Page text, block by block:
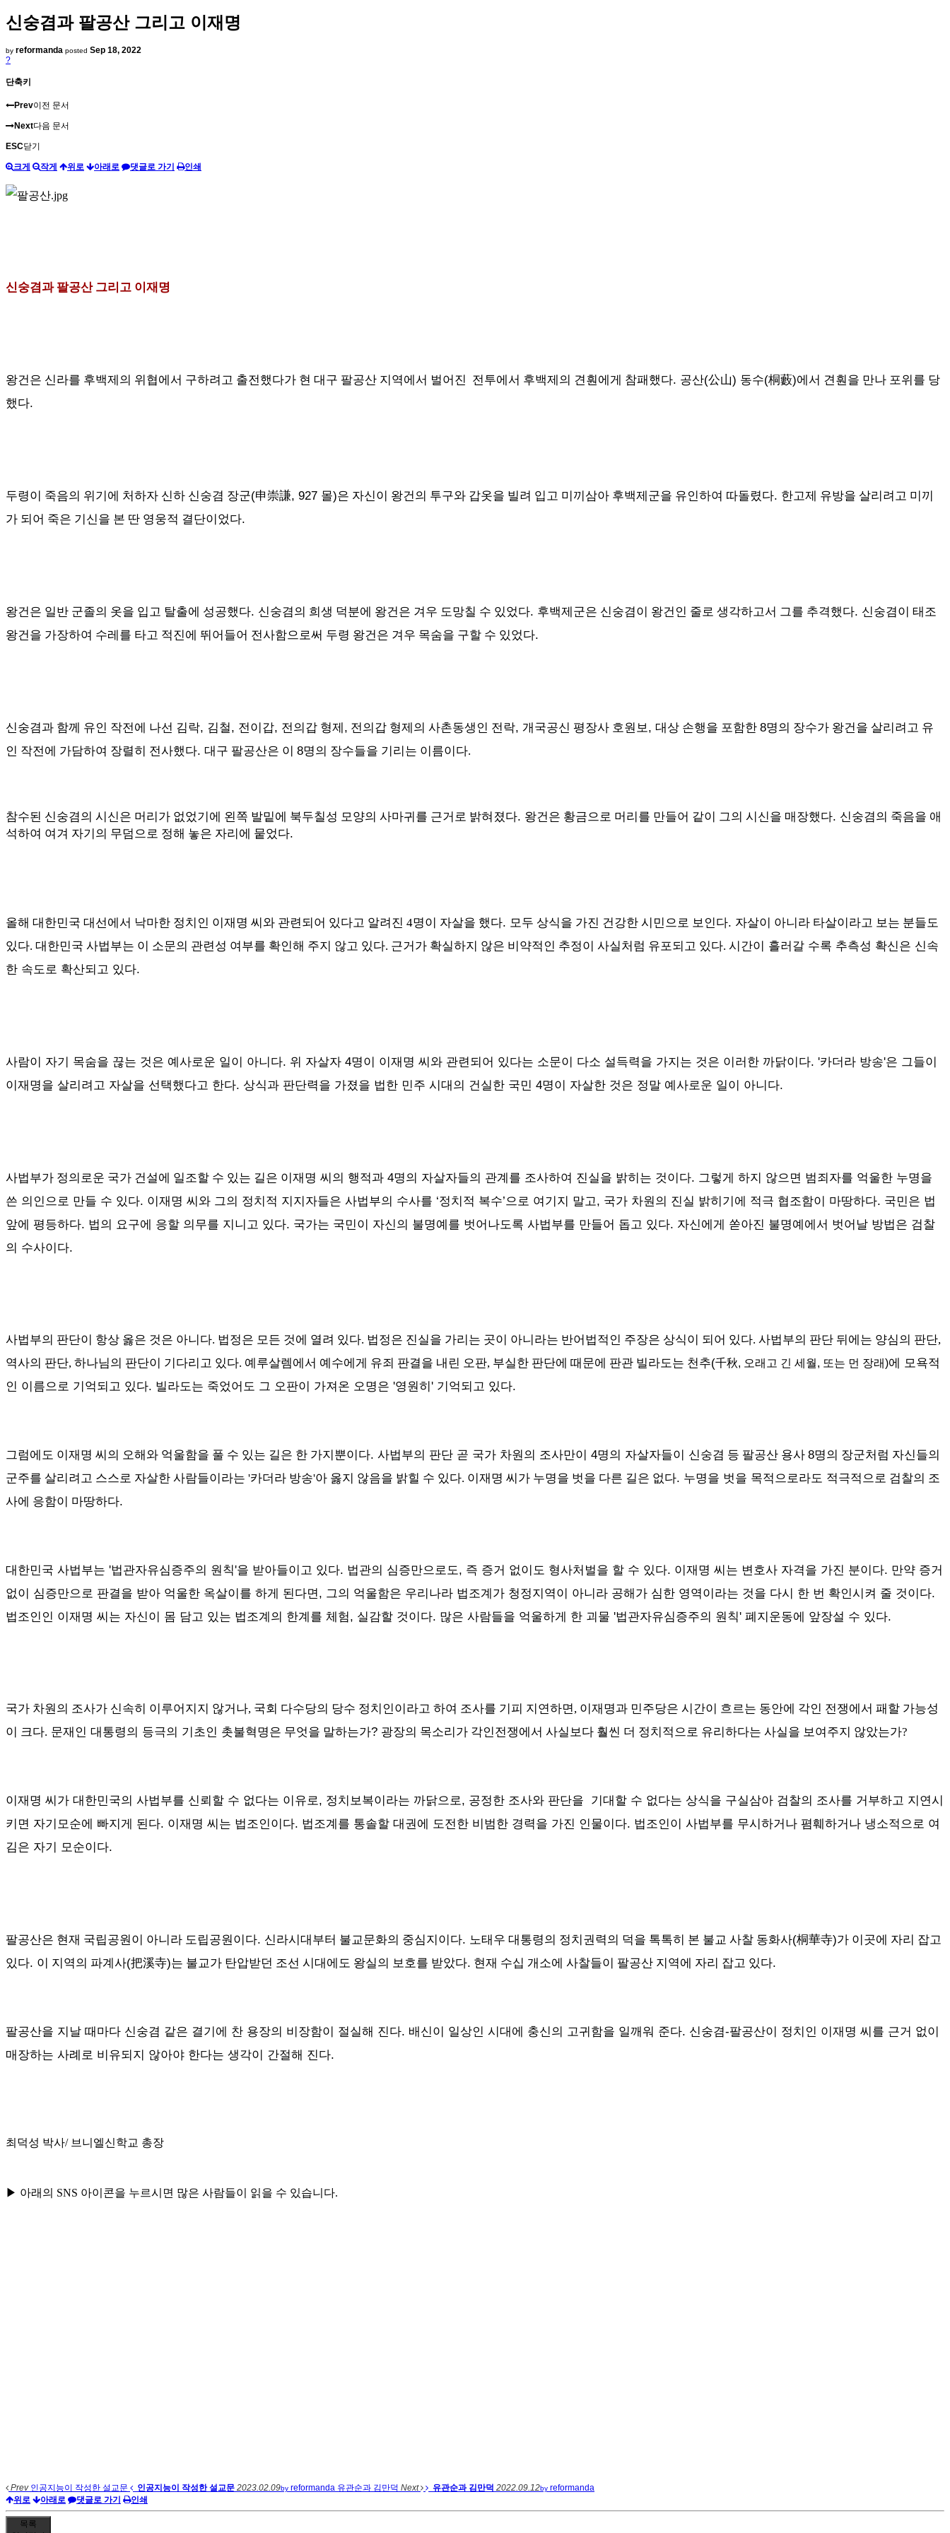
신숭겸과 팔공산 그리고 이재명
by reformanda posted Sep 18, 2022
?
단축키
Prev이전 문서
Next다음 문서
ESC닫기
크게 작게 위로 아래로 댓글로 가기 인쇄
신숭겸과 팔공산 그리고 이재명
왕건은 신라를 후백제의 위협에서 구하려고 출전했다가 현 대구 팔공산 지역에서 벌어진 전투에서 후백제의 견훤에게 참패했다. 공산(公山) 동수(桐藪)에서 견훤을 만나 포위를 당
했다.
두령이 죽음의 위기에 처하자 신하 신숭겸 장군(申崇謙, 927 몰)은 자신이 왕건의 투구와 갑옷을 빌려 입고 미끼삼아 후백제군을 유인하여 따돌렸다. 한고제 유방을 살리려고 미끼
가 되어 죽은 기신을 본 딴 영웅적 결단이었다.
왕건은 일반 군졸의 옷을 입고 탈출에 성공했다. 신숭겸의 희생 덕분에 왕건은 겨우 도망칠 수 있었다. 후백제군은 신숭겸이 왕건인 줄로 생각하고서 그를 추격했다. 신숭겸이 태조
왕건을 가장하여 수레를 타고 적진에 뛰어들어 전사함으로써 두령 왕건은 겨우 목숨을 구할 수 있었다.
신숭겸과 함께 유인 작전에 나선 김락, 김철, 전이갑, 전의갑 형제 , 전의갑 형제의 사촌동생인 전락, 개국공신 평장사 호원보, 대상 손행을 포함한 8명의 장수가 왕건을 살리려고 유
인 작전에 가담하여 장렬히 전사했다. 대구 팔공산은 이 8명의 장수들을 기리는 이름이다.
참수된 신숭겸의 시신은 머리가 없었기에 왼쪽 발밑에 북두칠성 모양의 사마귀를 근거로 밝혀졌다. 왕건은 황금으로 머리를 만들어 같이 그의 시신을 매장했다. 신숭겸의 죽음을 애
석하여 여겨 자기의 무덤으로 정해 놓은 자리에 뭍었다.
올해 대한민국 대선에서 낙마한 정치인 이재명 씨와 관련되어 있다고 알려진 4명이 자살을 했다. 모두 상식을 가진 건강한 시민으로 보인다. 자살이 아니라 타살이라고 보는 분들도
있다. 대한민국 사법부는 이 소문의 관련성 여부를 확인해 주지 않고 있다. 근거가 확실하지 않은 비약적인 추정이 사실처럼 유포되고 있다. 시간이 흘러갈 수록 추측성 확신은 신속
한 속도로 확산되고 있다.
사람이 자기 목숨을 끊는 것은 예사로운 일이 아니다. 위 자살자 4명이 이재명 씨와 관련되어 있다는 소문이 다소 설득력을 가지는 것은 이러한 까닭이다. '카더라 방송'은 그들이
이재명을 살리려고 자살을 선택했다고 한다. 상식과 판단력을 가졌을 법한 민주 시대의 건실한 국민 4명이 자살한 것은 정말 예사로운 일이 아니다.
사법부가 정의로운 국가 건설에 일조할 수 있는 길은 이재명 씨의 행적과 4명의 자살자들의 관계를 조사하여 진실을 밝히는 것이 다. 그렇게 하지 않으면 범죄자를 억울한 누명을
쓴 의인으로 만들 수 있다. 이재명 씨와 그의 정치적 지지자들은 사법부의 수사를 ‘정치적 복수’으로 여기지 말고, 국가 차원의 진실 밝히기에 적극 협조함이 마땅하다. 국민은 법
앞에 평등하다. 법의 요구에 응할 의무를 지니고 있다. 국가는 국민이 자신의 불명예를 벗어나도록 사법부를 만들어 돕고 있다. 자신에게 쏟아진 불명예에서 벗어날 방법은 검찰
의 수사이다.
사법부의 판단이 항상 옳은 것은 아니다. 법정은 모든 것에 열려 있다. 법정은 진실을 가리는 곳이 아니라는 반어법적인 주장은 상식이 되어 있다. 사법부의 판단 뒤에는 양심의 판단,
역사의 판단, 하나님의 판단이 기다리고 있다. 예루살렘에서 예수에게 유죄 판결을 내린 오판, 부실한 판단에 때문에 판관 빌라도는 천추(千秋, 오래고 긴 세월, 또는 먼 장래)에 모욕적
인 이름으로 기억되고 있다. 빌라도는 죽었어도 그 오판이 가져온 오명은 '영원히' 기억되고 있다.
그럼에도 이재명 씨의 오해와 억울함을 풀 수 있는 길은 한 가지뿐이다. 사법부의 판단 곧 국가 차원의 조사만이 4명의 자살자들이 신숭겸 등 팔공산 용사 8명의 장군처럼 자신들의
군주를 살리려고 스스로 자살한 사람들이라는 '카더라 방송'아 옳지 않음을 밝힐 수 있다. 이재명 씨가 누명을 벗을 다른 길은 없다. 누명을 벗을 목적으로라도 적극적으로 검찰의 조
사에 응함이 마땅하다.
대한민국 사법부는 '법관자유심증주의 원칙'을 받아들이고 있다. 법관의 심증만으로도, 즉 증거 없이도 형사처벌을 할 수 있다. 이재명 씨는 변호사 자격을 가진 분이다. 만약 증거
없이 심증만으로 판결을 받아 억울한 옥살이를 하게 된다면, 그의 억울함은 우리나라 법조계가 청정지역이 아니라 공해가 심한 영역이라는 것을 다시 한 번 확인시켜 줄 것이다.
법조인인 이재명 씨는 자신이 몸 담고 있는 법조계의 한계를 체험, 실감할 것이다. 많은 사람들을 억울하게 한 괴물 '법관자유심증주의 원칙' 폐지운동에 앞장설 수 있다.
국가 차원의 조사가 신속히 이루어지지 않거나, 국회 다수당의 당수 정치인이라고 하여 조사를 기피 지연하면, 이재명과 민주당은 시간이 흐르는 동안에 각인 전쟁에서 패할 가능성
이 크다. 문재인 대통령의 등극의 기초인 촛불혁명은 무엇을 말하는가? 광장의 목소리가 각인전쟁에서 사실보다 훨씬 더 정치적으로 유리하다는 사실을 보여주지 않았는가?
이재명 씨가 대한민국의 사법부를 신뢰할 수 없다는 이유로, 정치보복이라는 까닭으로, 공정한 조사와 판단을 기대할 수 없다는 상식을 구실삼아 검찰의 조사를 거부하고 지연시
키면 자기모순에 빠지게 된다. 이재명 씨는 법조인이다. 법조계를 통솔할 대권에 도전한 비범한 경력을 가진 인물이다. 법조인이 사법부를 무시하거나 폄훼하거나 냉소적으로 여
김은 자기 모순이다.
팔공산은 현재 국립공원이 아니라 도립공원이다. 신라시대부터 불교문화의 중심지이다. 노태우 대통령의 정치권력의 덕을 톡톡히 본 불교 사찰 동화사(桐華寺)가 이곳에 자리 잡고
있다. 이 지역의 파계사(把溪寺)는 불교가 탄압받던 조선 시대에도 왕실의 보호를 받았다. 현재 수십 개소에 사찰들이 팔공산 지역에 자리 잡고 있다.
팔공산을 지날 때마다 신숭겸 같은 결기에 찬 용장의 비장함이 절실해 진다. 배신이 일상인 시대에 충신의 고귀함을 일깨워 준다. 신숭겸-팔공산이 정치인 이재명 씨를 근거 없이
매장하는 사례로 비유되지 않아야 한다는 생각이 간절해 진다.
최덕성 박사/ 브니엘신학교 총장
▶ 아래의 SNS 아이콘을 누르시면 많은 사람들이 읽을 수 있습니다.
Prev인공지능이 작성한 설교문 인공지능이 작성한 설교문 2023.02.09by reformanda 유관순과 김만덕 Next 유관순과 김만덕 2022.09.12by reformanda
위로
아래로 댓글로 가기 인쇄
목록